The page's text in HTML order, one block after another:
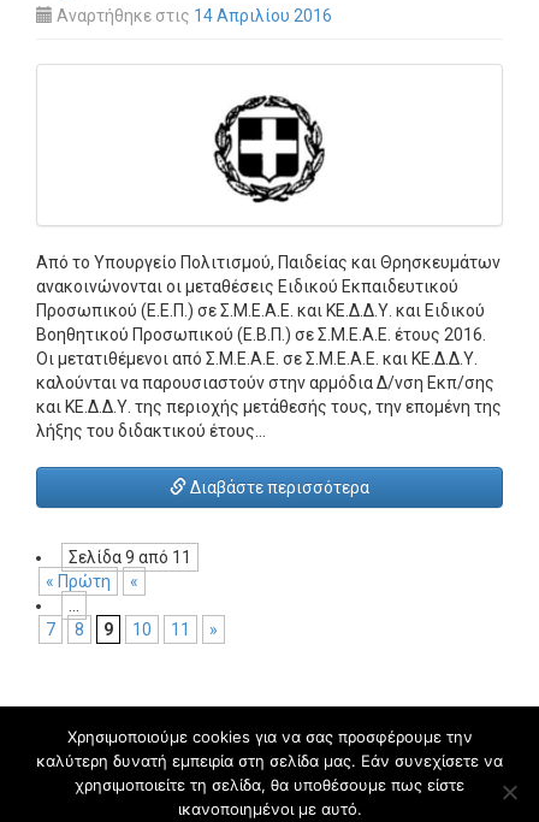
Αναρτήθηκε στις 14 Απριλίου 2016
Από το Υπουργείο Πολιτισμού, Παιδείας και Θρησκευμάτων
ανακοινώνονται οι μεταθέσεις Ειδικού Εκπαιδευτικού
Προσωπικού (Ε.Ε.Π.) σε Σ.Μ.Ε.Α.Ε. και ΚΕ.Δ.Δ.Υ. και Ειδικού
Βοηθητικού Προσωπικού (Ε.Β.Π.) σε Σ.Μ.Ε.Α.Ε. έτους 2016.
Οι μετατιθέμενοι από Σ.Μ.Ε.Α.Ε. σε Σ.Μ.Ε.Α.Ε. και ΚΕ.Δ.Δ.Υ.
καλούνται να παρουσιαστούν στην αρμόδια Δ/νση Εκπ/σης
και ΚΕ.Δ.Δ.Υ. της περιοχής μετάθεσής τους, την επομένη της
λήξης του διδακτικού έτους…
Διαβάστε περισσότερα
Σελίδα 9 από 11
« Πρώτη
«
7
8 9 10 11 »
Super Education - Δευτεροβάθμια Ειδική Εκπαίδευση 2015
Χρησιμοποιούμε cookies για να σας προσφέρουμε την
καλύτερη δυνατή εμπειρία στη σελίδα μας. Εάν συνεχίσετε να
χρησιμοποιείτε τη σελίδα, θα υποθέσουμε πως είστε
ικανοποιημένοι με αυτό.